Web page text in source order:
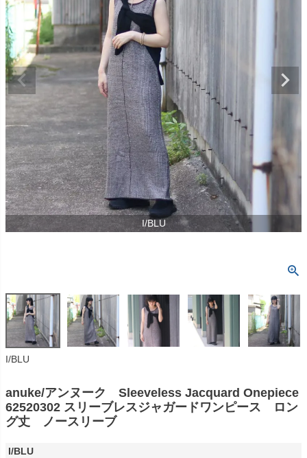
I/BLU
I/BLU
anuke/アンヌーク Sleeveless Jacquard Onepiece
62520302 スリーブレスジャガードワンピース ロン
グ丈 ノースリーブ
I/BLU